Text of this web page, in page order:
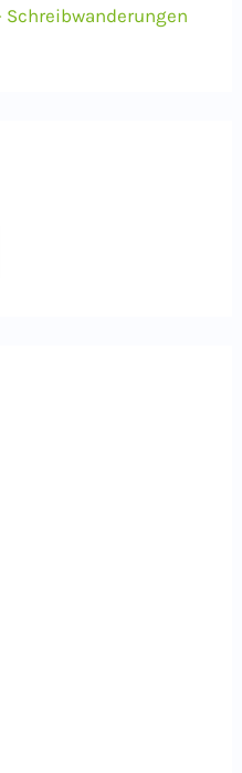
Schreibwanderungen